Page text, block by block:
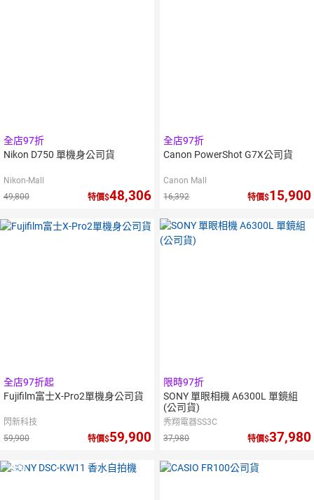
全店97折
Nikon D750 單機身公司貨
Nikon-Mall
49,800
特價 48,306
全店97折
Canon PowerShot G7X公司貨
Canon Mall
16,392
特價 15,900
全店97折起
Fujifilm富士X-Pro2單機身公司貨
閃新科技
59,900
特價 59,900
限時97折
SONY 單眼相機 A6300L 單鏡組
(公司貨)
秀翔電器SS3C
37,980
特價 37,980
5倍